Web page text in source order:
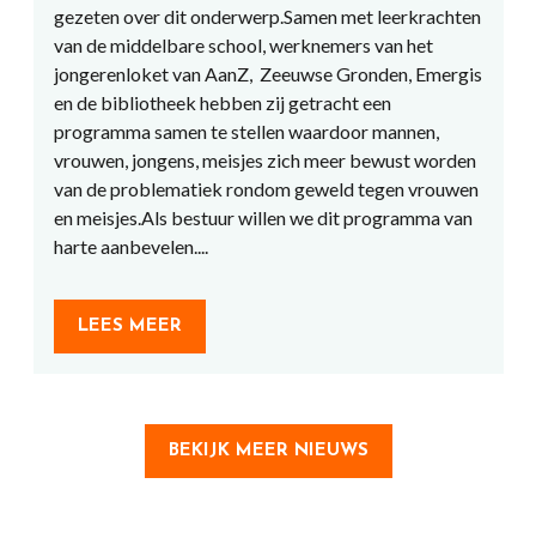
gezeten over dit onderwerp.Samen met leerkrachten
van de middelbare school, werknemers van het
jongerenloket van AanZ, Zeeuwse Gronden, Emergis
en de bibliotheek hebben zij getracht een
programma samen te stellen waardoor mannen,
vrouwen, jongens, meisjes zich meer bewust worden
van de problematiek rondom geweld tegen vrouwen
en meisjes.Als bestuur willen we dit programma van
harte aanbevelen....
LEES MEER
BEKIJK MEER NIEUWS